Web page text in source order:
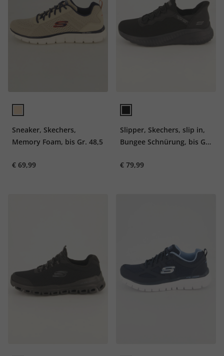
Sneaker, Skechers,
Memory Foam, bis Gr. 48,5
€ 69,99
Slipper, Skechers, slip in,
Bungee Schnürung, bis Gr,
€ 79,99